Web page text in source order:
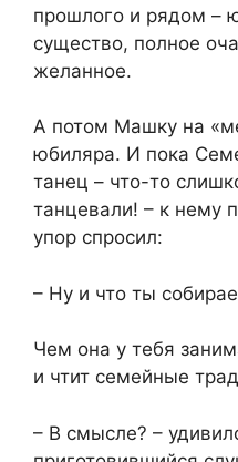
прошлого и рядом –
существо, полное
желанное.
А потом Машку на
юбиляра. И пока
танец – что-то
танцевали! – к нему
упор спросил:
– Ну и что ты
Чем она у тебя
и чтит семейные
– В смысле? –